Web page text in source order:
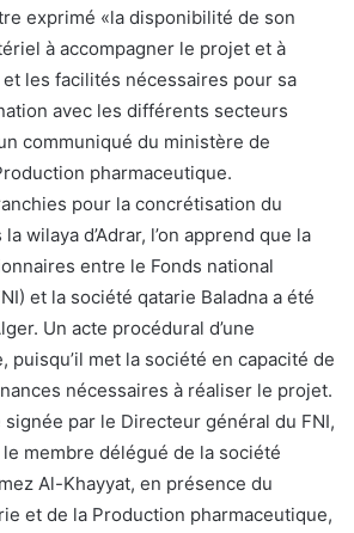
exprimé «la disponibilité de son
à accompagner le projet et à
les facilités nécessaires pour sa
avec les différents secteurs
communiqué du ministère de
pharmaceutique.
pour la concrétisation du
wilaya d’Adrar, l’on apprend que la
entre le Fonds national
et la société qatarie Baladna a été
Un acte procédural d’une
puisqu’il met la société en capacité de
nécessaires à réaliser le projet.
signée par le Directeur général du FNI,
membre délégué de la société
Al-Khayyat, en présence du
et de la Production pharmaceutique,